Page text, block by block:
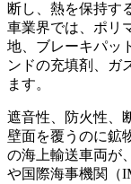
断し、熱を保持す
車業界では、ポリ
地、ブレーキパッ
ンドの充填剤、ガ
ます。
遮音性、防火性、
壁面を覆うのに鉱
の海上輸送車両が
や国際海事機関（